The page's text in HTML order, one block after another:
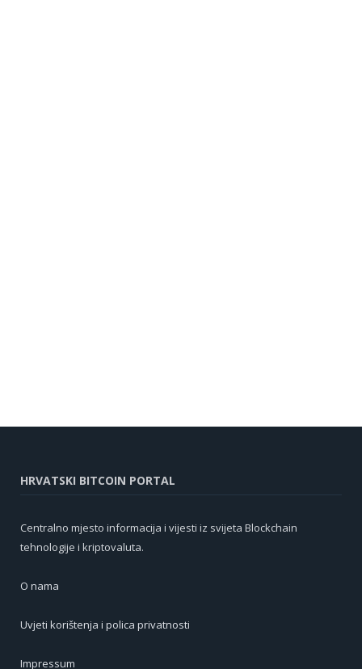
HRVATSKI BITCOIN PORTAL
Centralno mjesto informacija i vijesti iz svijeta Blockchain
tehnologije i kriptovaluta.
O nama
Uvjeti korištenja i polica privatnosti
Impressum